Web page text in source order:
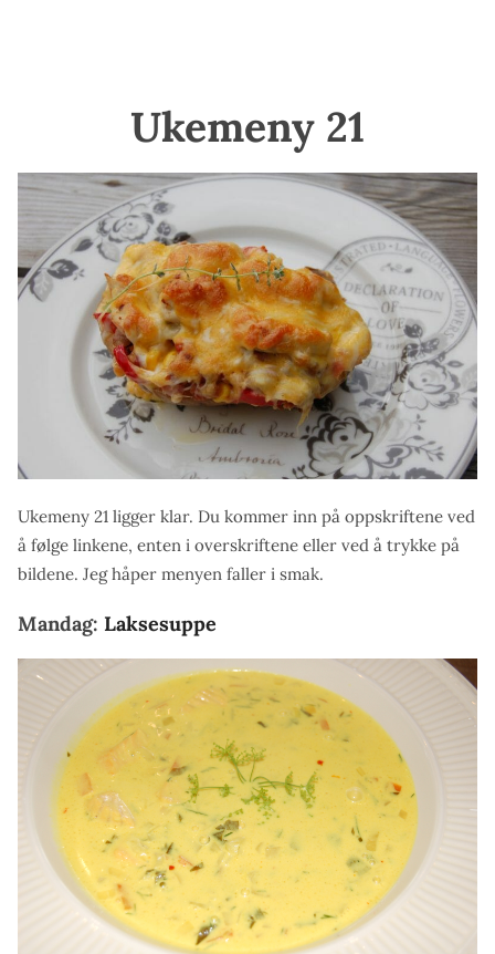
Ukemeny 21
Ukemeny 21 ligger klar. Du kommer inn på oppskriftene ved
å følge linkene, enten i overskriftene eller ved å trykke på
bildene. Jeg håper menyen faller i smak.
Mandag: Laksesuppe